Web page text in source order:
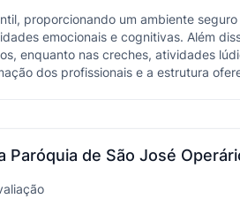
proporcionando um ambiente
emocionais e cognitivas. Além
enquanto nas creches, atividades
dos profissionais e a estrutura
Paróquia de São José